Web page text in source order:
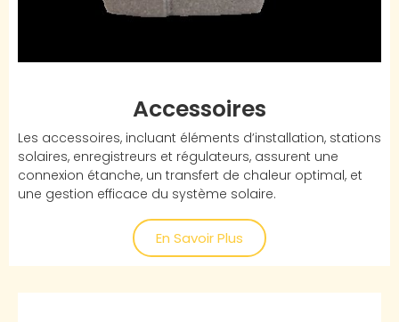
Accessoires
Les accessoires, incluant éléments d’installation, stations
solaires, enregistreurs et régulateurs, assurent une
connexion étanche, un transfert de chaleur optimal, et
une gestion efficace du système solaire.
En Savoir Plus